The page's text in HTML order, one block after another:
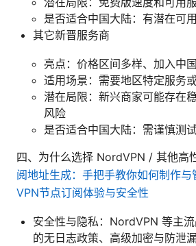
是否适合中国大陆：有潜在可
其它新晋服务商
亮点：价格区间多样、加入中
适用场景：需要地区特定服务
潜在局限：新兴商家可能存在
风险
是否适合中国大陆：需谨慎测
四、为什么选择 NordVPN / 其他高
阅地址生成：手把手教你如何制作
VPN节点订阅体验与安全性
安全性与隐私：NordVPN 等主
的无日志政策、高级加密与防泄